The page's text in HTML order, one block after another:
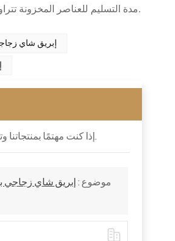
مدة التسليم للعناصر المخزونة تتراوح من 5 إلى 20 يومًا؛ أما بالنسبة لطلبات الإنتاج المخصصة، فيستغرق الأمر من 30 إلى 45 يومًا للتحضير.
إبريق شاي
موضوع : إبريق شاي زجاجي